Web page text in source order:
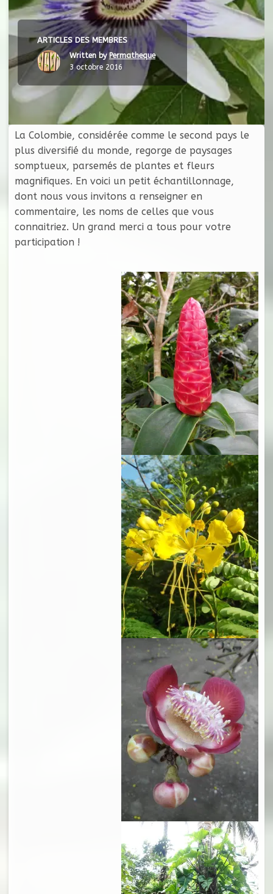
ARTICLES DES MEMBRES
Written by Permatheque
3 octobre 2016
La Colombie, considérée comme le second pays le
plus diversifié du monde, regorge de paysages
somptueux, parsemés de plantes et fleurs
magnifiques. En voici un petit échantillonnage,
dont nous vous invitons a renseigner en
commentaire, les noms de celles que vous
connaitriez. Un grand merci a tous pour votre
participation !